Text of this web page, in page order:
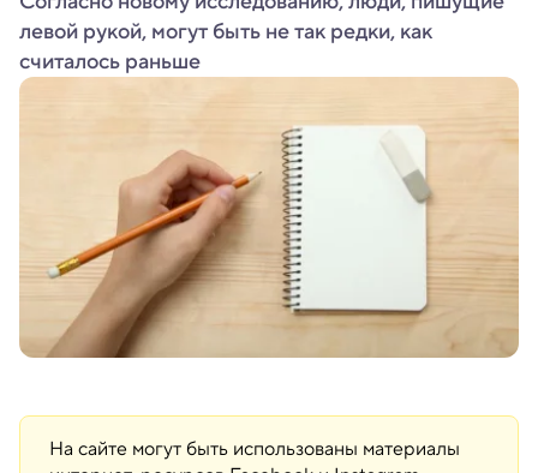
левой рукой, могут быть не так редки, как
считалось раньше
На сайте могут быть использованы материалы